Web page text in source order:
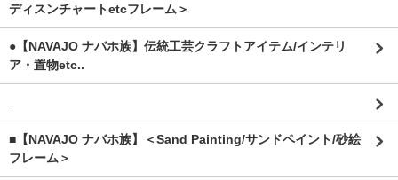
ディスンチャートetcフレーム＞
●【NAVAJO ナバホ族】伝統工芸クラフトアイテム/インテリ
ア・置物etc..
.
■【NAVAJO ナバホ族】＜Sand Painting/サンドペイント/砂絵
フレーム＞